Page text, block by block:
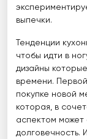
выпечки.
Тенденции
чтобы идти в
дизайны
времени.
покупке новой
которая, в
аспектом может
долговечность.